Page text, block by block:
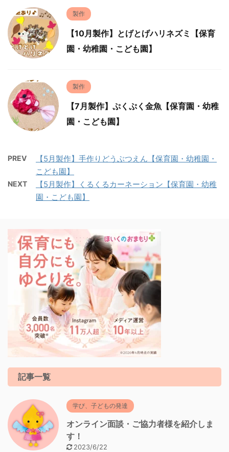
製作
【10月製作】とげとげハリネズミ【保育
園・幼稚園・こども園】
製作
【7月製作】ぷくぷく金魚【保育園・幼稚
園・こども園】
PREV
【5月製作】手作りどうぶつえん【保育園・幼稚園・
こども園】
NEXT
【5月製作】くるくるカーネーション【保育園・幼稚
園・こども園】
記事一覧
学び、子どもの発達
オンライン面談・ご協力者様を紹介しま
す！
2023/6/22